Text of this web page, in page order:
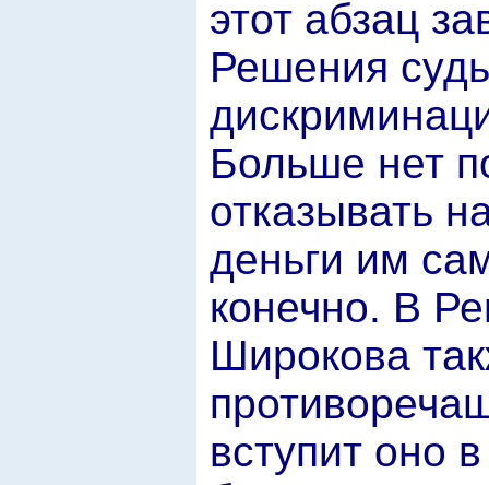
этот абзац
Решения
Больше нет
отказывать
деньги им
конечно. В
Широкова
вступит оно